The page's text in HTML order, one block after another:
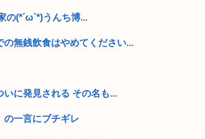
の(*´ω`*)うんち博...
無銭飲食はやめてください...
に発見される その名も...
の一言にブチギレ